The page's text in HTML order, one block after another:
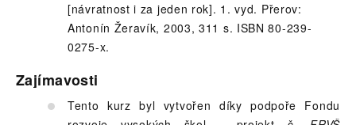
[návratnost i za jeden rok]. 1. vyd. Přerov:
Antonín Žeravík, 2003, 311 s. ISBN 80-239-
0275-x.
Zajímavosti
Tento kurz byl vytvořen díky podpoře Fondu